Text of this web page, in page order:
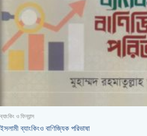
ব্যাংকিং ও ফিন্যান্স
ইসলামী ব্যাংকিংও বাণিজ্যিক পরিভাষা